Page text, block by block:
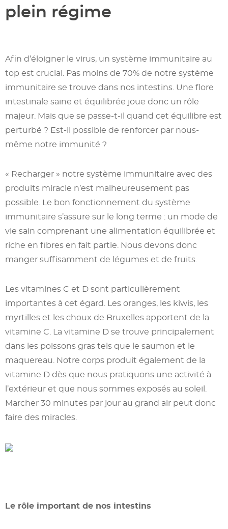
plein régime
Afin d’éloigner le virus, un système immunitaire au
top est crucial. Pas moins de 70% de notre système
immunitaire se trouve dans nos intestins. Une flore
intestinale saine et équilibrée joue donc un rôle
majeur. Mais que se passe-t-il quand cet équilibre est
perturbé ? Est-il possible de renforcer par nous-
même notre immunité ?
« Recharger » notre système immunitaire avec des
produits miracle n’est malheureusement pas
possible. Le bon fonctionnement du système
immunitaire s’assure sur le long terme : un mode de
vie sain comprenant une alimentation équilibrée et
riche en fibres en fait partie. Nous devons donc
manger suffisamment de légumes et de fruits.
Les vitamines C et D sont particulièrement
importantes à cet égard. Les oranges, les kiwis, les
myrtilles et les choux de Bruxelles apportent de la
vitamine C. La vitamine D se trouve principalement
dans les poissons gras tels que le saumon et le
maquereau. Notre corps produit également de la
vitamine D dès que nous pratiquons une activité à
l’extérieur et que nous sommes exposés au soleil.
Marcher 30 minutes par jour au grand air peut donc
faire des miracles.
Le rôle important de nos intestins